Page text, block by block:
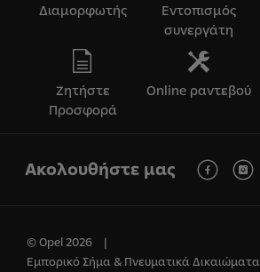
Διαμορφωτής
Εντοπισμός
συνεργάτη
Ζητήστε
Προσφορά
Online ραντεβού
Ακολουθήστε μας
© Opel 2026
Εμπορικό Σήμα & Πνευματικά Δικαιώματα